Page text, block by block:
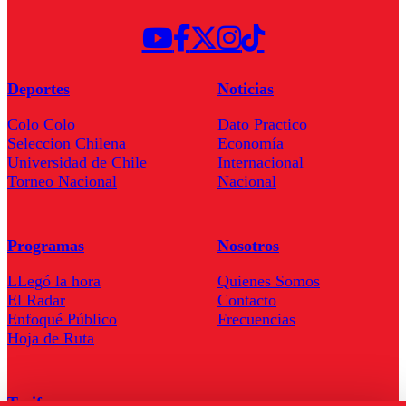
Deportes
Colo Colo
Seleccion Chilena
Universidad de Chile
Torneo Nacional
Noticias
Dato Practico
Economía
Internacional
Nacional
Programas
LLegó la hora
El Radar
Enfoqué Público
Hoja de Ruta
Nosotros
Quienes Somos
Contacto
Frecuencias